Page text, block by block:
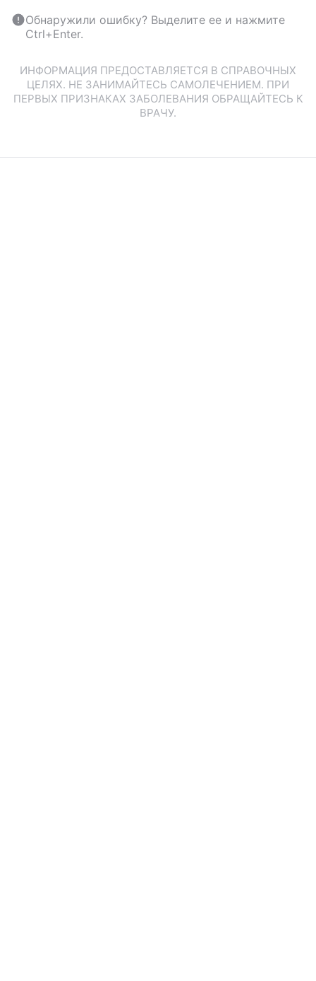
Обнаружили ошибку? Выделите ее и нажмите
Ctrl+Enter.
ИНФОРМАЦИЯ ПРЕДОСТАВЛЯЕТСЯ В СПРАВОЧНЫХ
ЦЕЛЯХ. НЕ ЗАНИМАЙТЕСЬ САМОЛЕЧЕНИЕМ. ПРИ
ПЕРВЫХ ПРИЗНАКАХ ЗАБОЛЕВАНИЯ ОБРАЩАЙТЕСЬ К
ВРАЧУ.